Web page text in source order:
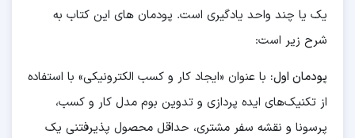
یک یا چند واحد یادگیری است. پودمان های این کتاب به
شرح زیر است:
پودمان اول: با عنوان «ایجاد کار و کسب الکترونیکی» با استفاده
از تکنیک‌های ایده پردازی و تدوین بوم مدل کار و کسب،
پرسونا و نقشه سفر مشتری، حداقل محصول پذیرفتنی یک